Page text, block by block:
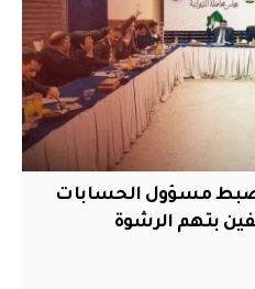
ضبط مسؤول الحسابات
بتهم الرشوة